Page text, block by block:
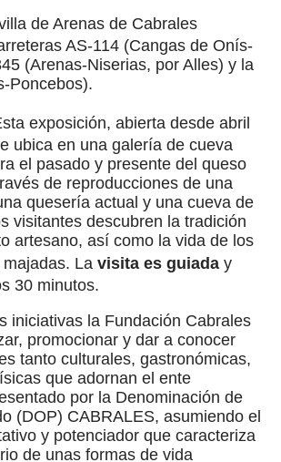
de Arenas de Cabrales
AS-114 (Cangas de Onís-
(Arenas-Niserias, por Alles) y la
Poncebos).
exposición, abierta desde abril
ubica en una galería de cueva
el pasado y presente del queso
de reproducciones de una
quesería actual y una cueva de
visitantes descubren la tradición
artesano, así como la vida de los
La visita es guiada y
30 minutos.
iniciativas la Fundación Cabrales
promocionar y dar a conocer
tanto culturales, gastronómicas,
que adornan el ente
por la Denominación de
(DOP) CABRALES, asumiendo el
y potenciador que caracteriza
de unas formas de vida